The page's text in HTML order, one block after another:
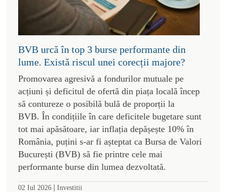
BVB urcă în top 3 burse performante din
lume. Există riscul unei corecții majore?
Promovarea agresivă a fondurilor mutuale pe
acțiuni și deficitul de ofertă din piața locală încep
să contureze o posibilă bulă de proporții la
BVB. În condițiile în care deficitele bugetare sunt
tot mai apăsătoare, iar inflația depășește 10% în
România, puțini s-ar fi așteptat ca Bursa de Valori
București (BVB) să fie printre cele mai
performante burse din lumea dezvoltată.
02 Iul 2026 | Investitii